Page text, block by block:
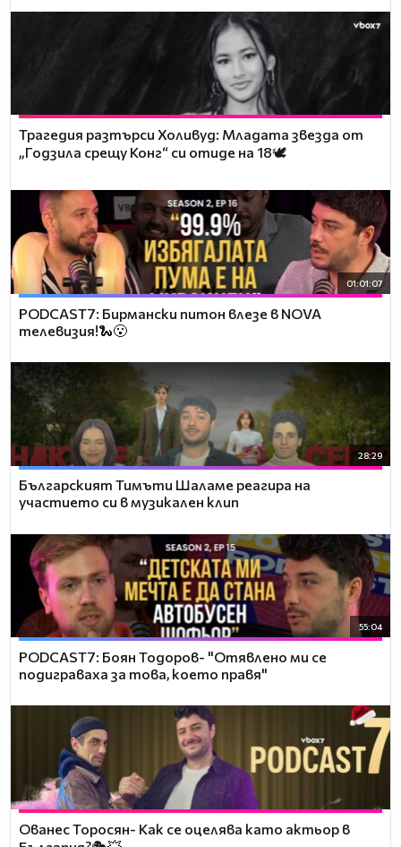
Трагедия разтърси Холивуд: Младата звезда от
„Годзила срещу Конг“ си отиде на 18🕊️
01:01:07
PODCAST7: Бирмански питон влезе в NOVA
телевизия!🐍😮
28:29
Българският Тимъти Шаламе реагира на
участието си в музикален клип
55:04
PODCAST7: ‪Боян Тодоров- "Отявлено ми се
подиграваха за това, което правя"
Ованес Торосян- Как се оцелява като актьор в